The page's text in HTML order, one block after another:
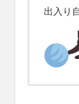
出入り